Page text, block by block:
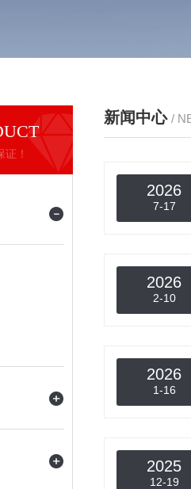
！
新闻中心 /
2026
7-17
2026
2-10
2026
1-16
2025
12-19